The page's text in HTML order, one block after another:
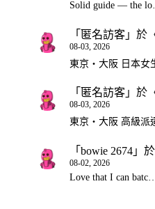
Solid guide — the
「 匿名訪客 」於
08-03, 2026
東京・大阪 日本女
「 匿名訪客 」於
08-03, 2026
東京・大阪 高級
「 bowie 2674 」
08-02, 2026
Love that I can batc…